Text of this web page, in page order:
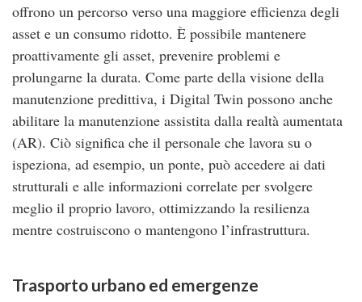
offrono un percorso verso una maggiore efficienza degli
asset e un consumo ridotto. È possibile mantenere
proattivamente gli asset, prevenire problemi e
prolungarne la durata. Come parte della visione della
manutenzione predittiva, i Digital Twin possono anche
abilitare la manutenzione assistita dalla realtà aumentata
(AR). Ciò significa che il personale che lavora su o
ispeziona, ad esempio, un ponte, può accedere ai dati
strutturali e alle informazioni correlate per svolgere
meglio il proprio lavoro, ottimizzando la resilienza
mentre costruiscono o mantengono l’infrastruttura.
Trasporto urbano ed emergenze